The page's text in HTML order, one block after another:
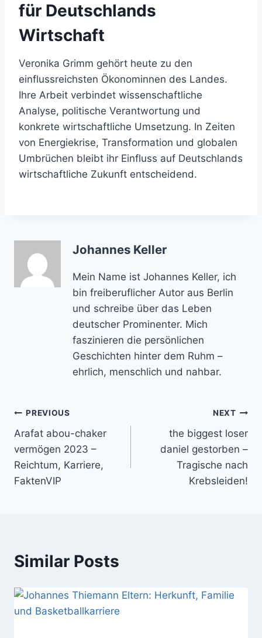
für Deutschlands
Wirtschaft
Veronika Grimm gehört heute zu den
einflussreichsten Ökonominnen des Landes.
Ihre Arbeit verbindet wissenschaftliche
Analyse, politische Verantwortung und
konkrete wirtschaftliche Umsetzung. In Zeiten
von Energiekrise, Transformation und globalen
Umbrüchen bleibt ihr Einfluss auf Deutschlands
wirtschaftliche Zukunft entscheidend.
Johannes Keller
Mein Name ist Johannes Keller, ich
bin freiberuflicher Autor aus Berlin
und schreibe über das Leben
deutscher Prominenter. Mich
faszinieren die persönlichen
Geschichten hinter dem Ruhm –
ehrlich, menschlich und nahbar.
Post
navigation
PREVIOUS
Arafat abou-chaker
vermögen 2023 –
Reichtum, Karriere,
FaktenVIP
NEXT
the biggest loser
daniel gestorben –
Tragische nach
Krebsleiden!
Similar Posts